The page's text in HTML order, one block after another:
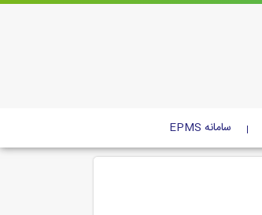
سامانه EPMS